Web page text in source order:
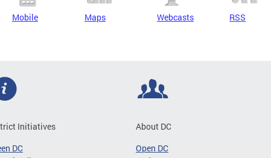
Mobile Maps Webcasts RSS
Initiatives
DC
About DC
Open DC